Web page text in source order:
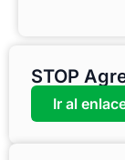
STOP
Ir al